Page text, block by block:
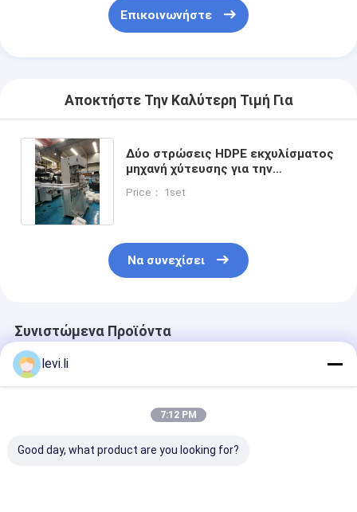
Επικοινωνήστε
Αποκτήστε Την Καλύτερη Τιμή Για
Δύο στρώσεις HDPE εκχυλίσματος
μηχανή χύτευσης για την
Price： 1set
Να συνεχίσει
Συνιστώμενα Προϊόντα
levi.li
7:12 PM
Good day, what product are you looking for?